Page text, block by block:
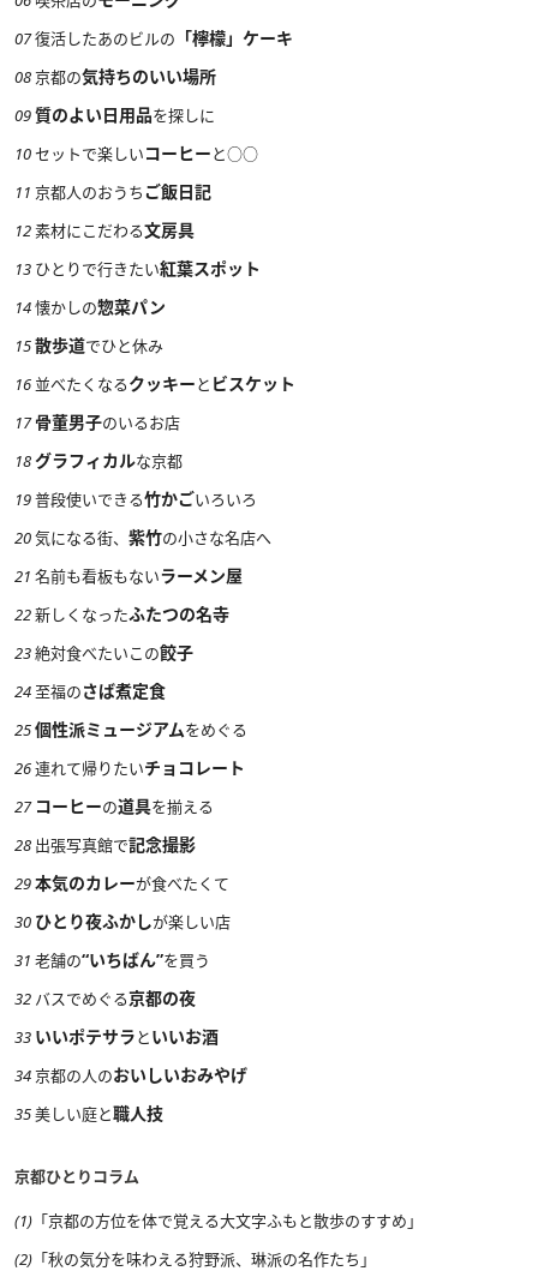
07復活したあのビルの 「檸檬」ケーキ
08京都の気持ちのいい場所
09質のよい日用品を探しに
10セットで楽しいコーヒーと○○
11 京都人のおうちご飯日記
12素材にこだわる文房具
13 ひとりで行きたい紅葉スポット
14懐かしの惣菜パン
15散歩道でひと休み
16 並べたくなるクッキーと ビスケット
17 骨董男子のいるお店
18 グラフィカルな京都
19普段使いできる竹かごいろいろ
20気になる街、 紫竹の小さな名店へ
21 名前も看板もないラーメン屋
22新しくなったふたつの名寺
23絶対食べたいこの餃子
24 至福のさば煮定食
25個性派ミュージアムをめぐる
26連れて帰りたいチョコレート
27 コーヒーの道具を揃える
28 出張写真館で記念撮影
29本気のカレーが食べたくて
30 ひとり夜ふかしが楽しい店
31 老舗の“いちばん”を買う
32 バスでめぐる京都の夜
33 いいポテサラといいお酒
34京都の人のおいしいおみやげ
35美しい庭と職人技
京都ひとりコラム
(1) 「京都の方位を体で覚える大文字ふもと散歩のすすめ」
(2) 「秋の気分を味わえる狩野派、琳派の名作たち」